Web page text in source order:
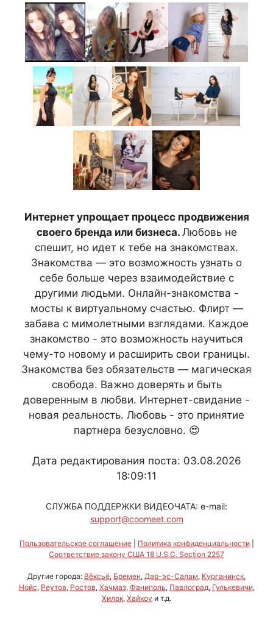
Интернет упрощает процесс продвижения
своего бренда или бизнеса. Любовь не
спешит, но идет к тебе на знакомствах.
Знакомства — это возможность узнать о
себе больше через взаимодействие с
другими людьми. Онлайн-знакомства -
мосты к виртуальному счастью. Флирт —
забава с мимолетными взглядами. Каждое
знакомство - это возможность научиться
чему-то новому и расширить свои границы.
Знакомства без обязательств — магическая
свобода. Важно доверять и быть
доверенным в любви. Интернет-свидание -
новая реальность. Любовь - это принятие
партнера безусловно. 😍
Дата редактирования поста: 03.08.2026
18:09:11
СЛУЖБА ПОДДЕРЖКИ ВИДЕОЧАТА: e-mail:
support@coomeet.com
Пользовательское соглашение| Политика конфиденциальности|
Соответствие закону США 18 U.S.C. Section 2257
Другие города: Вёксьё, Бремен, Дар-эс-Салам, Курганинск,
Нойс, Реутов, Ростов, Хачмаз, Фаниполь, Павлоград, Гулькевичи,
Хилок, Хайкоу и т.д.